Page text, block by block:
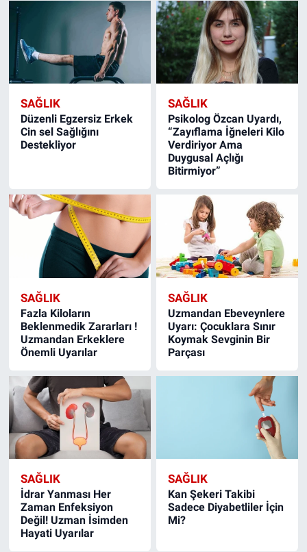
SAĞLIK
Düzenli Egzersiz Erkek
Cin sel Sağlığını
Destekliyor
SAĞLIK
Psikolog Özcan Uyardı,
“Zayıflama İğneleri Kilo
Verdiriyor Ama
Duygusal Açlığı
Bitirmiyor”
SAĞLIK
Fazla Kiloların
Beklenmedik Zararları !
Uzmandan Erkeklere
Önemli Uyarılar
SAĞLIK
Uzmandan Ebeveynlere
Uyarı: Çocuklara Sınır
Koymak Sevginin Bir
Parçası
SAĞLIK
İdrar Yanması Her
Zaman Enfeksiyon
Değil! Uzman İsimden
Hayati Uyarılar
SAĞLIK
Kan Şekeri Takibi
Sadece Diyabetliler İçin
Mi?